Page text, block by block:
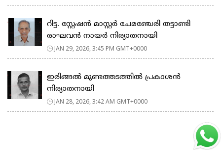
റിട്ട. സ്റ്റേഷൻ മാസ്റ്റർ ചേമഞ്ചേരി തട്ടാണ്ടി
രാഘവൻ നായർ നിര്യാതനായി
JAN 29, 2026, 3:45 PM GMT+0000
ഇരിങ്ങൽ മുണ്ടത്തടത്തിൽ പ്രകാശൻ
നിര്യാതനായി
JAN 28, 2026, 3:42 AM GMT+0000